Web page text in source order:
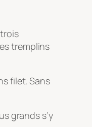
tremplins
filet. Sans
grands s’y